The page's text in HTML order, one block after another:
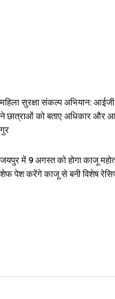
महिला सुरक्षा संकल्प अभियान:
ने छात्राओं को बताए अधिकार और
गुर
जयपुर में 9 अगस्त को होगा काजू
शेफ पेश करेंगे काजू से बनी विशेष